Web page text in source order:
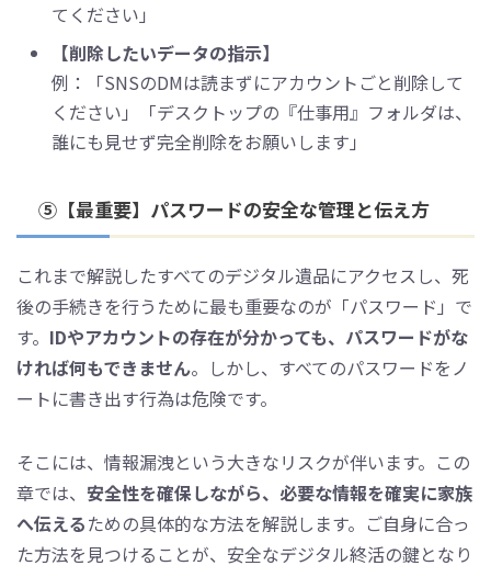
てください」
【削除したいデータの指示】
例：「SNSのDMは読まずにアカウントごと削除して
ください」「デスクトップの『仕事用』フォルダは、
誰にも見せず完全削除をお願いします」
⑤【最重要】パスワードの安全な管理と伝え方
これまで解説したすべてのデジタル遺品にアクセスし、死
後の手続きを行うために最も重要なのが「パスワード」で
す。 IDやアカウントの存在が分かっても、パスワードがな
ければ何もできません。しかし、すべてのパスワードをノ
ートに書き出す行為は危険です。
そこには、情報漏洩という大きなリスクが伴います。この
章では、 安全性を確保しながら、必要な情報を確実に家族
へ伝えるための具体的な方法を解説します。ご自身に合っ
た方法を見つけることが、安全なデジタル終活の鍵となり